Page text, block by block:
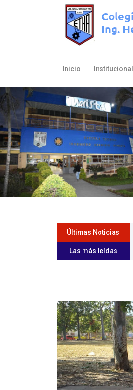
Inicio Institucional
Últimas Noticias
Las más leídas